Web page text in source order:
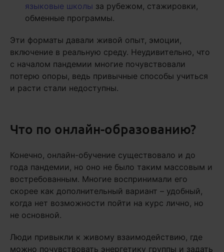
языковые школы за рубежом, стажировки,
обменные программы.
Эти форматы давали живой опыт, эмоции,
включение в реальную среду. Неудивительно, что
с началом пандемии многие почувствовали
потерю опоры, ведь привычные способы учиться
и расти стали недоступны.
Что по онлайн-образованию?
Конечно, онлайн-обучение существовало и до
года пандемии, но оно не было таким массовым и
востребованным. Многие воспринимали его
скорее как дополнительный вариант – удобный,
когда нет возможности пойти на курс лично, но
не основной.
Люди привыкли к живому взаимодействию, где
можно почувствовать энергетику группы и задать